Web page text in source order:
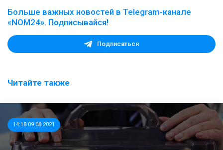
Больше важных новостей в Telegram-канале
«NOM24». Подписывайся!
Подписаться
Читайте также
14:18 09.08.2021